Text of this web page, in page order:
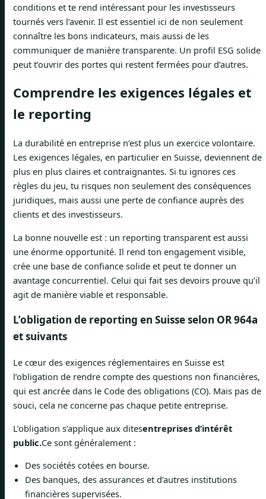
conditions et te rend intéressant pour les investisseurs
tournés vers l’avenir. Il est essentiel ici de non seulement
connaître les bons indicateurs, mais aussi de les
communiquer de manière transparente. Un profil ESG solide
peut t’ouvrir des portes qui restent fermées pour d’autres.
Comprendre les exigences légales et
le reporting
La durabilité en entreprise n’est plus un exercice volontaire.
Les exigences légales, en particulier en Suisse, deviennent de
plus en plus claires et contraignantes. Si tu ignores ces
règles du jeu, tu risques non seulement des conséquences
juridiques, mais aussi une perte de confiance auprès des
clients et des investisseurs.
La bonne nouvelle est : un reporting transparent est aussi
une énorme opportunité. Il rend ton engagement visible,
crée une base de confiance solide et peut te donner un
avantage concurrentiel. Celui qui fait ses devoirs prouve qu’il
agit de manière viable et responsable.
L’obligation de reporting en Suisse selon OR 964a
et suivants
Le cœur des exigences réglementaires en Suisse est
l’obligation de rendre compte des questions non financières,
qui est ancrée dans le Code des obligations (CO). Mais pas de
souci, cela ne concerne pas chaque petite entreprise.
L’obligation s’applique aux ditesentreprises d’intérêt
public.Ce sont généralement :
Des sociétés cotées en bourse.
Des banques, des assurances et d’autres institutions
financières supervisées.